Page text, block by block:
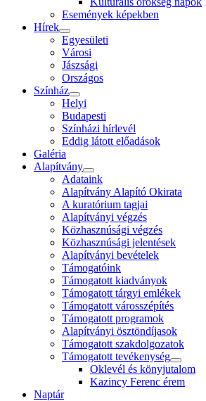
Események képekben
Hírek
Egyesületi
Városi
Jászsági
Országos
Színház
Helyi
Budapesti
Színházi hírlevél
Eddig látott előadások
Galéria
Alapítvány
Adataink
Alapítvány Alapító Okirata
A kuratórium tagjai
Alapítványi végzés
Közhasznúsági végzés
Közhasznúsági jelentések
Alapítványi bevételek
Támogatóink
Támogatott kiadványok
Támogatott tárgyi emlékek
Támogatott városszépítés
Támogatott programok
Alapítványi ösztöndíjasok
Támogatott szakdolgozatok
Támogatott tevékenység
Oklevél és könyjutalom
Kazincy Ferenc érem
Naptár